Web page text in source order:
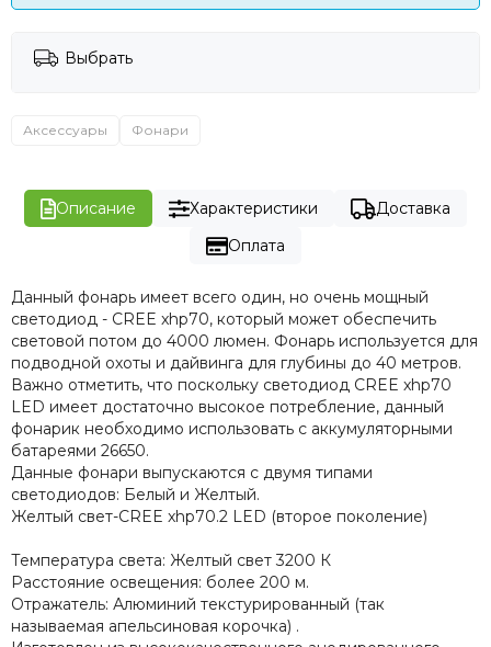
Выбрать
Аксессуары Фонари
Описание Характеристики
Доставка
Оплата
Данный фонарь имеет всего один, но очень мощный
светодиод - CREE xhp70, который может обеспечить
световой потом до 4000 люмен. Фонарь используется для
подводной охоты и дайвинга для глубины до 40 метров.
Важно отметить, что поскольку светодиод CREE xhp70
LED имеет достаточно высокое потребление, данный
фонарик необходимо использовать с аккумуляторными
батареями 26650.
Данные фонари выпускаются с двумя типами
светодиодов: Белый и Желтый.
Желтый свет-CREE xhp70.2 LED (второе поколение)
Температура света: Желтый свет 3200 К
Расстояние освещения: более 200 м.
Отражатель: Алюминий текстурированный (так
называемая апельсиновая корочка) .